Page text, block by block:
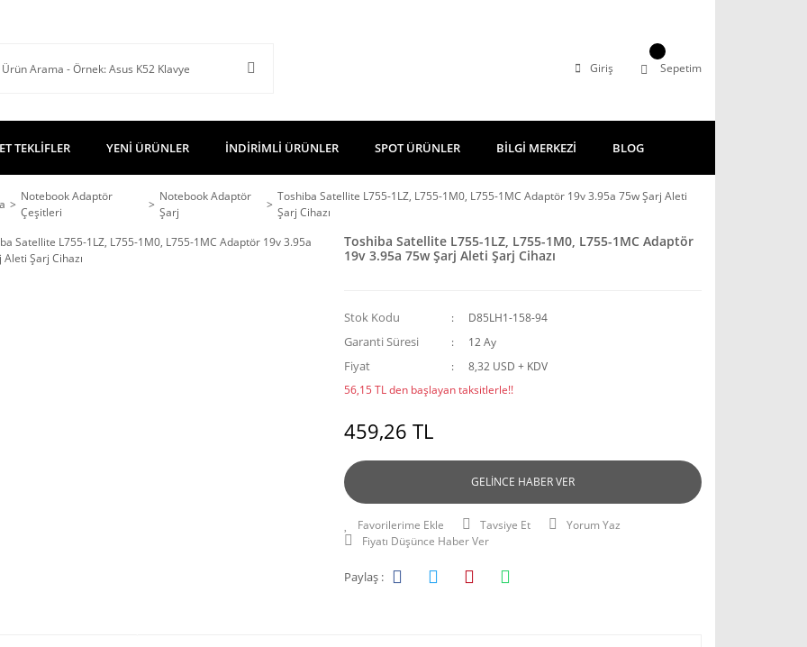
Giriş Sepetim
TEKLİFLER YENİ ÜRÜNLER İNDİRİMLİ ÜRÜNLER SPOT ÜRÜNLER BİLGİ MERKEZİ BLOG
Notebook Adaptör
Çeşitleri
Notebook Adaptör
Şarj
Toshiba Satellite L755-1LZ, L755-1M0, L755-1MC Adaptör 19v 3.95a 75w Şarj Aleti
Şarj Cihazı
Toshiba Satellite L755-1LZ, L755-1M0, L755-1MC Adaptör
19v 3.95a 75w Şarj Aleti Şarj Cihazı
Stok Kodu D85LH1-158-94
Garanti Süresi 12 Ay
Fiyat
8,32 USD + KDV
56,15 TL den başlayan taksitlerle!!
459,26 TL
GELİNCE HABER VER
Tavsiye Et
Yorum Yaz
Fiyatı Düşünce Haber Ver
Paylaş :